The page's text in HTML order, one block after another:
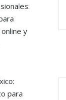
y
para